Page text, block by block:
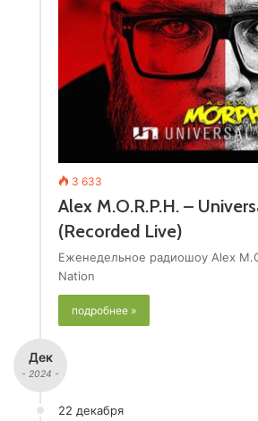
3 633
Alex M.O.R.P.H. –
(Recorded Live)
Еженедельное радиошоу Alex
Nation
подробнее »
Дек
- 2024 -
22 декабря